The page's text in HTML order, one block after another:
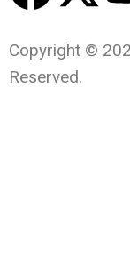
Copyright ©
Reserved.